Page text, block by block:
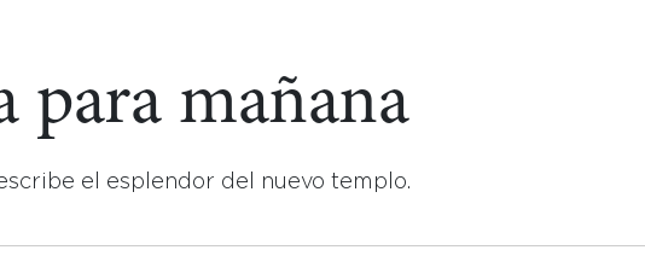
para mañana
el esplendor del nuevo templo.